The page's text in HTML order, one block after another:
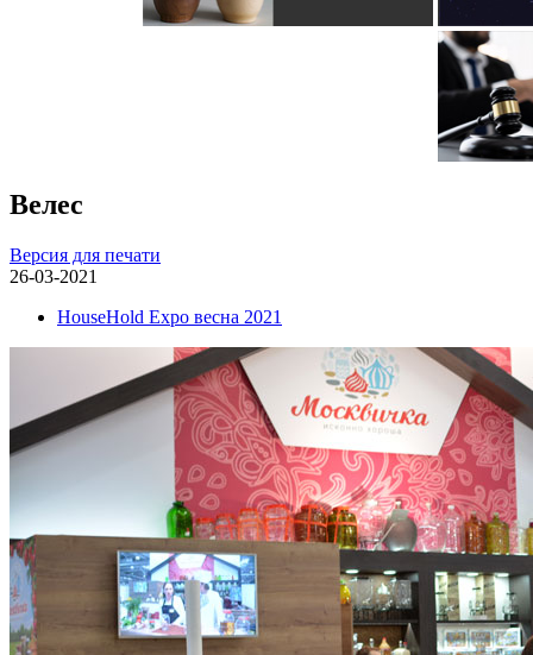
Велес
Версия для печати
26-03-2021
HouseHold Expo весна 2021